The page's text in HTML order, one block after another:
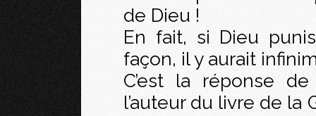
de Dieu !
En fait, si Dieu
façon, il y aurait
C’est la réponse
l’auteur du livre de la